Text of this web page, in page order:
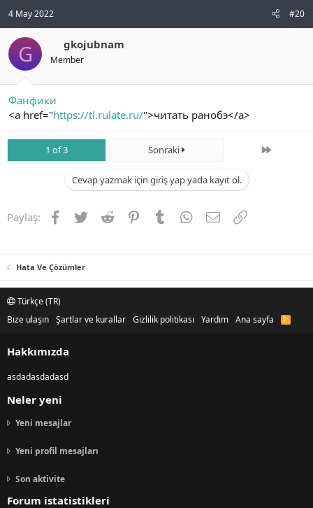
4 May 2022 #20
G gkojubnam
Member
Фанфики
<a href="https://tl.rulate.ru/">читать ранобэ</a>
1 of 3 Sonraki Son
Cevap yazmak için giriş yap yada kayıt ol.
Paylaş: Facebook
TwitterReddit PinterestTumblrWhatsApp
E-postaLink
Hata Ve Çözümler
Türkçe (TR)
Bize ulaşın Şartlar ve kurallar Gizlilik politikası Yardım Ana sayfa
R
Hakkımızda
asdadasdadasd
Neler yeni
Yeni mesajlar
Yeni profil mesajları
Son aktivite
Forum istatistikleri